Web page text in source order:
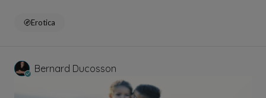
Erotica
Bernard Ducosson